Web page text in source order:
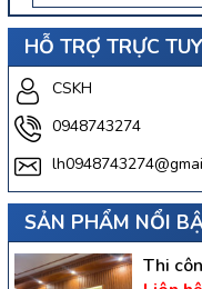
HỖ TRỢ TRỰC
CSKH
0948743274
SẢN PHẨM NỔI
Thi